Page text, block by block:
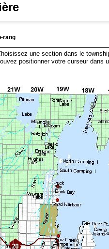
rang
une section dans le
positionner votre curseur dans